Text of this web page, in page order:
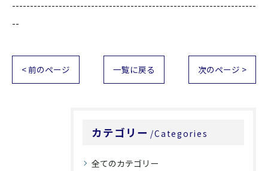
--------------------------------------------------------------------
--
< 前のページ 一覧に戻る 次のページ >
カテゴリー Categories
全てのカテゴリー